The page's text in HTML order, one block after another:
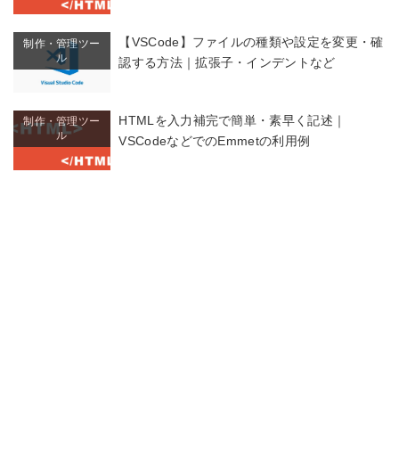
制作・管理ツー
ル
【VSCode】ファイルの種類や設定を変更・確
認する方法｜拡張子・インデントなど
制作・管理ツー
ル
HTMLを入力補完で簡単・素早く記述｜
VSCodeなどでのEmmetの利用例